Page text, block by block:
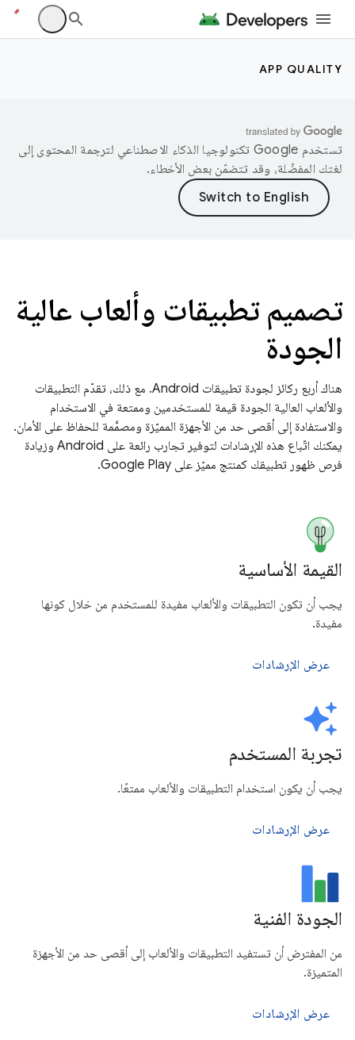
APP QUALITY
تستخدم Google تكنولوجيا الذكاء الاصطناعي لترجمة المحتوى إلى
لغتك المفضّلة، وقد تتضمّن بعض الأخطاء.
تصميم تطبيقات وألعاب عالية
الجودة
هناك أربع ركائز لجودة تطبيقات Android. مع ذلك، تقدّم التطبيقات
والألعاب العالية الجودة قيمة للمستخدمين وممتعة في الاستخدام
والاستفادة إلى أقصى حد من الأجهزة المميّزة ومصمَّمة للحفاظ على الأمان.
يمكنك اتّباع هذه الإرشادات لتوفير تجارب رائعة على Android وزيادة
فرص ظهور تطبيقك كمنتج مميّز على Google Play.
القيمة الأساسية
يجب أن تكون التطبيقات والألعاب مفيدة للمستخدم من خلال كونها
مفيدة.
عرض الإرشادات
تجربة المستخدم
يجب أن يكون استخدام التطبيقات والألعاب ممتعًا.
عرض الإرشادات
الجودة الفنية
من المفترض أن تستفيد التطبيقات والألعاب إلى أقصى حد من الأجهزة
المتميزة.
عرض الإرشادات